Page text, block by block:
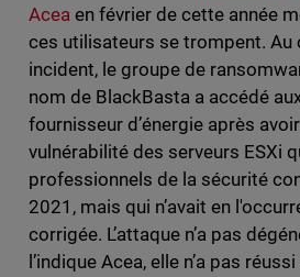
Aceaen février de cette année
ces utilisateurs se trompent. Au
incident, le groupe de
nom de BlackBasta a accédé
fournisseur d’énergie après
vulnérabilité des serveurs ESXi
professionnels de la sécurité
2021, mais qui n’avait en
corrigée. L’attaque n’a pas
l’indique Acea, elle n’a pas